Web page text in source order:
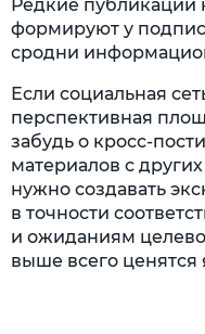
Редкие публикации
формируют у
сродни
Если социальная
перспективная
забудь о кросс-
материалов с
нужно создавать
в точности
и ожиданиям
выше всего ценятся